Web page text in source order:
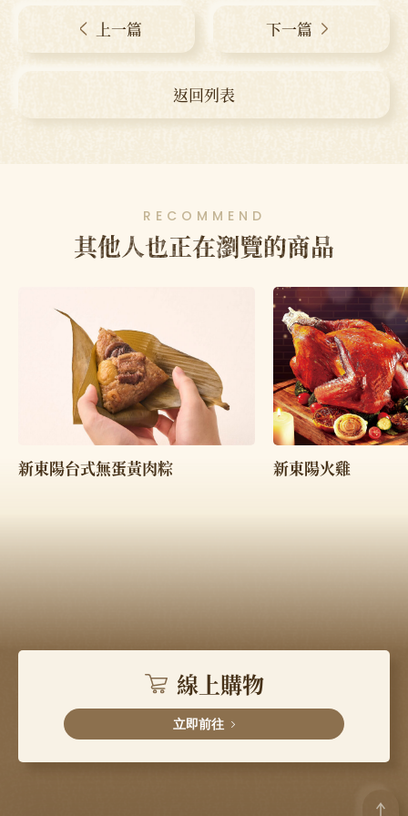
上一篇
返回列表
下一篇
RECOMMEND
其他人也正在瀏覽的商品
新東陽台式無蛋黃肉粽 新東陽火雞
線上購物
立即前往